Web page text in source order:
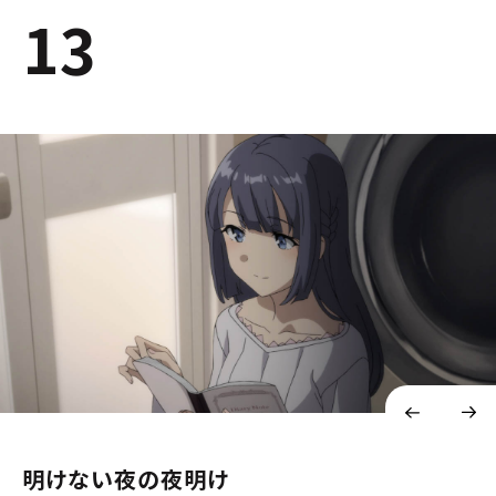
13
明けない夜の夜明け